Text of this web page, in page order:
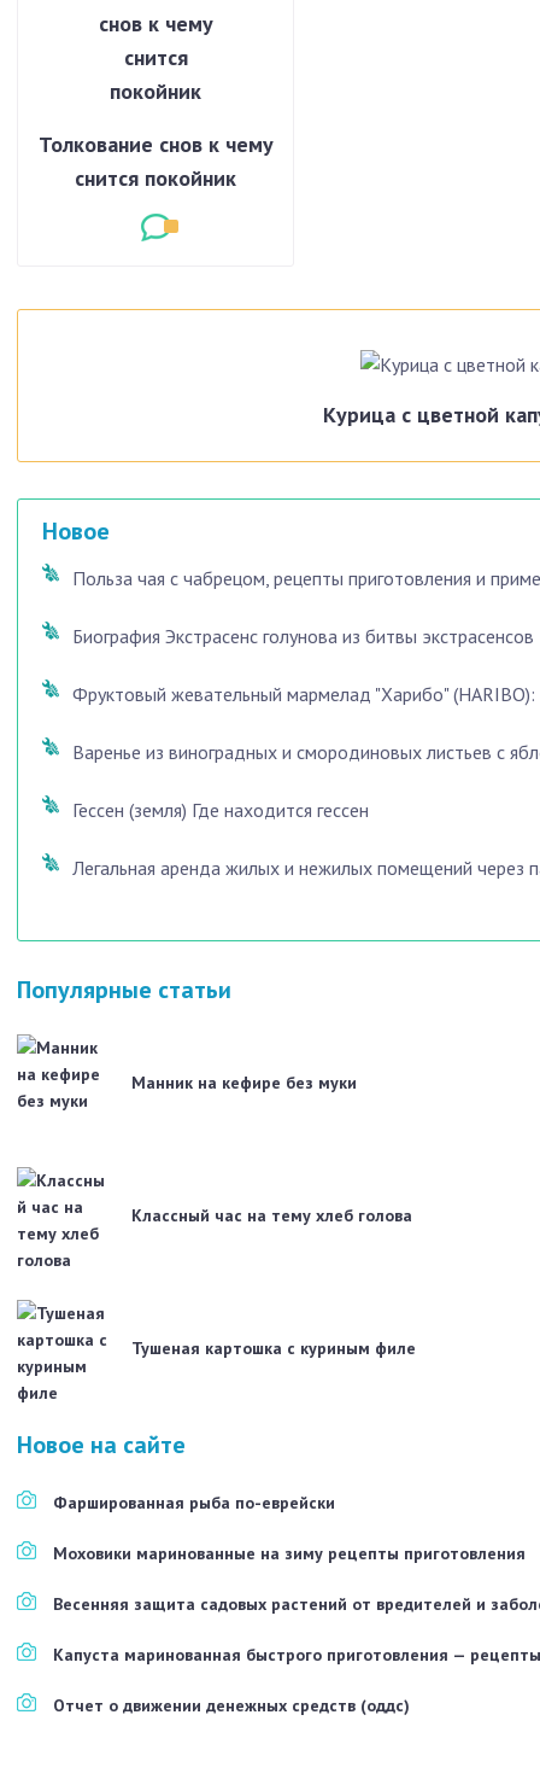
Толкование снов к чему
снится покойник
Курица с цветной
Новое
Польза чая с чабрецом, рецепты приготовления и
Биография Экстрасенс голунова из битвы экстрасенсов
Фруктовый жевательный мармелад "Харибо" (HARIBO):
Варенье из виноградных и смородиновых листьев с
Гессен (земля) Где находится гессен
Легальная аренда жилых и нежилых помещений через
Популярные статьи
Манник на кефире без муки
Классный час на тему хлеб голова
Тушеная картошка с куриным филе
Новое на сайте
Фаршированная рыба по-еврейски
Моховики маринованные на зиму рецепты приготовления
Весенняя защита садовых растений от вредителей и
Капуста маринованная быстрого приготовления —
Отчет о движении денежных средств (оддс)